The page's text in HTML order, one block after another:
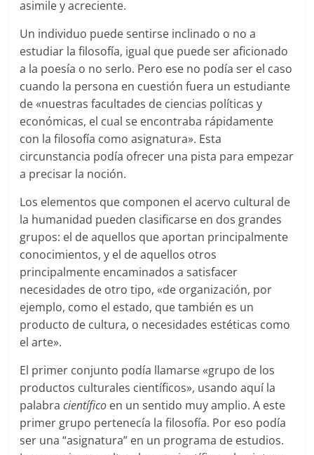
asimile y acreciente.
Un individuo puede sentirse inclinado o no a
estudiar la filosofía, igual que puede ser aficionado
a la poesía o no serlo. Pero ese no podía ser el caso
cuando la persona en cuestión fuera un estudiante
de «nuestras facultades de ciencias políticas y
económicas, el cual se encontraba rápidamente
con la filosofía como asignatura». Esta
circunstancia podía ofrecer una pista para empezar
a precisar la noción.
Los elementos que componen el acervo cultural de
la humanidad pueden clasificarse en dos grandes
grupos: el de aquellos que aportan principalmente
conocimientos, y el de aquellos otros
principalmente encaminados a satisfacer
necesidades de otro tipo, «de organización, por
ejemplo, como el estado, que también es un
producto de cultura, o necesidades estéticas como
el arte».
El primer conjunto podía llamarse «grupo de los
productos culturales científicos», usando aquí la
palabracientífico en un sentido muy amplio. A este
primer grupo pertenecía la filosofía. Por eso podía
ser una “asignatura” en un programa de estudios.